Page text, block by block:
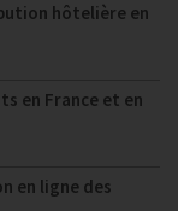
hôtelière en
en France et en
en ligne des